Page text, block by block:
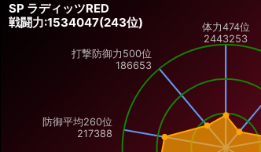
SP ラディッツRED
戦闘力:1534047(243位)
体力474位
2443253
防御平均260位
217388
打撃防御力500位
186653